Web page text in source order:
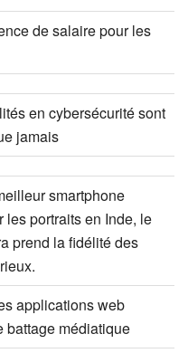
de salaire pour les
en cybersécurité sont
jamais
smartphone
les portraits en Inde, le
prend la fidélité des
applications web
battage médiatique